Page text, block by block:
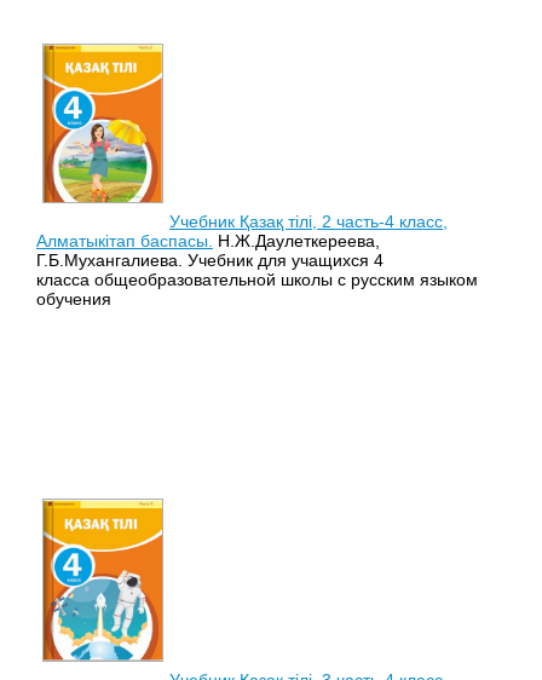
Учебник Қазақ тілі, 2 часть-4 класс,
Алматыкітап баспасы.
Н.Ж.Даулеткереева,
Г.Б.Мухангалиева. Учебник для учащихся 4
класса общеобразовательной школы с русским языком
обучения